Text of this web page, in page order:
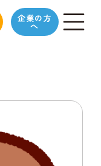
企業の方
へ